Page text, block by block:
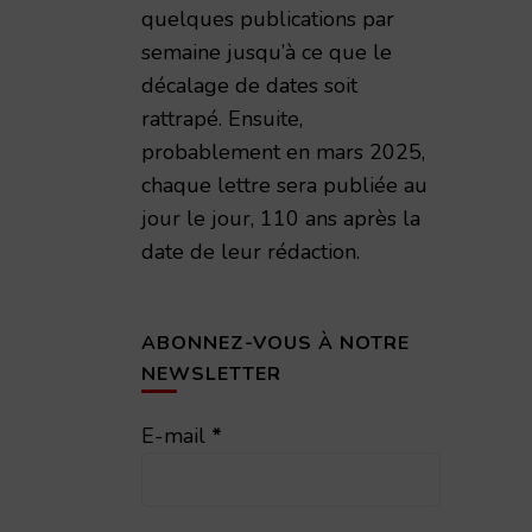
quelques publications par
semaine jusqu’à ce que le
décalage de dates soit
rattrapé. Ensuite,
probablement en mars 2025,
chaque lettre sera publiée au
jour le jour, 110 ans après la
date de leur rédaction.
ABONNEZ-VOUS À NOTRE
NEWSLETTER
E-mail *